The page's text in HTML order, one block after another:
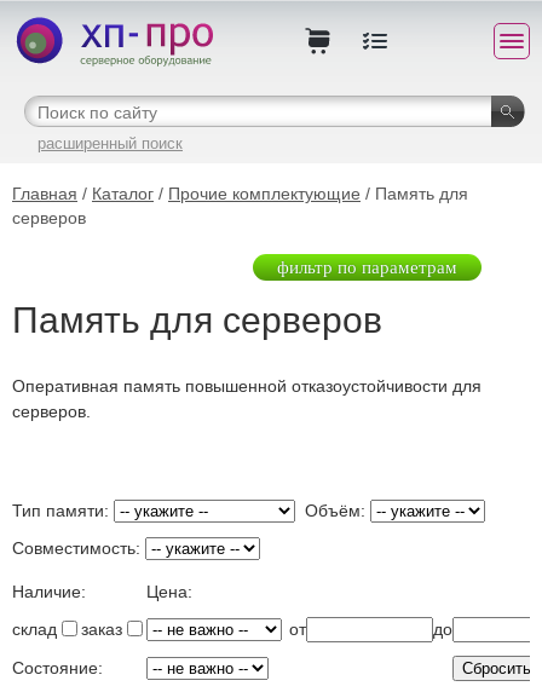
расширенный поиск
Главная / Каталог / Прочие комплектующие / Память для
серверов
фильтр по параметрам
Память для серверов
Оперативная память повышенной отказоустойчивости для
серверов.
Тип памяти:
Объём:
Совместимость:
Наличие:
Цена:
склад
заказ от
до
Состояние: